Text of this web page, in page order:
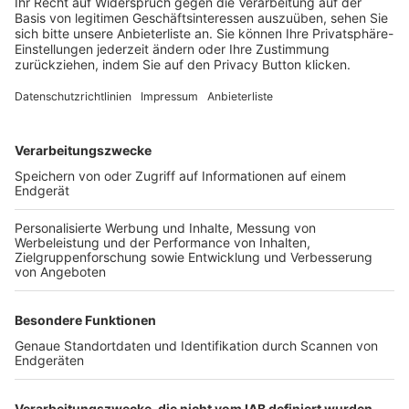
Login SpielPlus
FOLGE DEM BFV
TOP-VEREINE
TOP-PARTNER